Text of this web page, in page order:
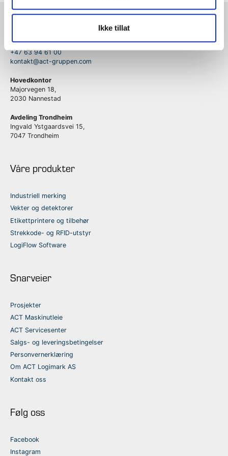
Ikke tillat
+47 63 94 61 00
kontakt@act-gruppen.com
Hovedkontor
Majorvegen 18,
2030 Nannestad
Avdeling Trondheim
Ingvald Ystgaardsvei 15,
7047 Trondheim
Våre produkter
Industriell merking
Vekter og detektorer
Etikettprintere og tilbehør
Strekkode- og RFID-utstyr
LogiFlow Software
Snarveier
Prosjekter
ACT Maskinutleie
ACT Servicesenter
Salgs- og leveringsbetingelser
Personvernerklæring
Om ACT Logimark AS
Kontakt oss
Følg oss
Facebook
Instagram